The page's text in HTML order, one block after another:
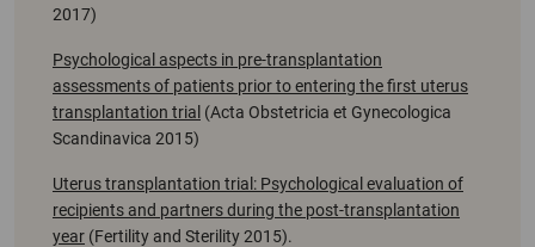
2017)
Psychological aspects in pre-transplantation
assessments of patients prior to entering the first uterus
transplantation trial (Acta Obstetricia et Gynecologica
Scandinavica 2015)
Uterus transplantation trial: Psychological evaluation of
recipients and partners during the post-transplantation
year (Fertility and Sterility 2015).